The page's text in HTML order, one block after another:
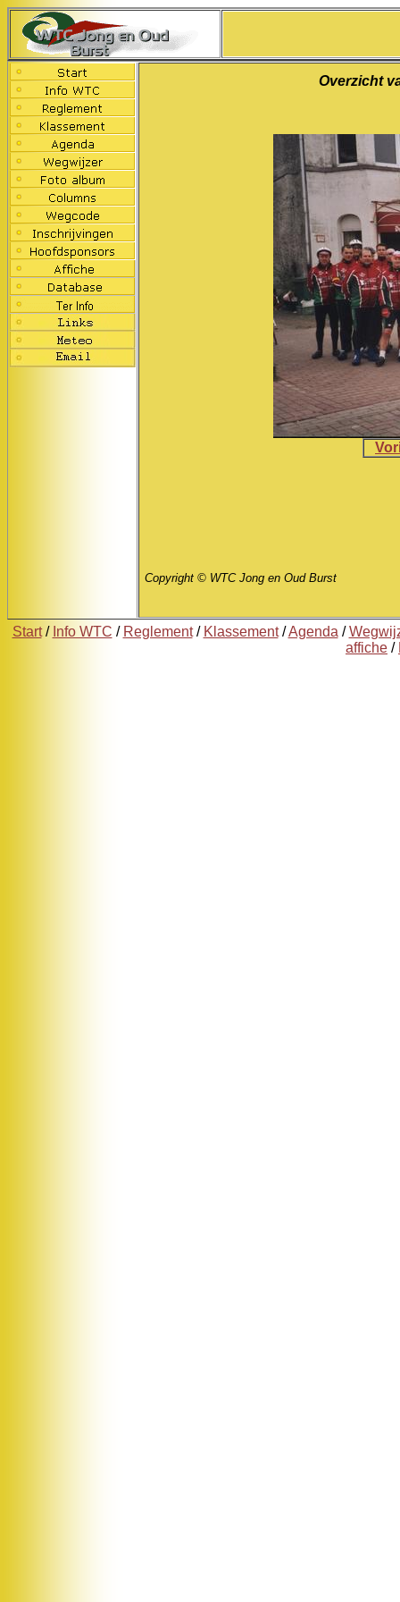
Overzicht
Copyright © WTC Jong en Oud Burst
Start/ Info WTC / Reglement/ Klassement/Agenda /
affiche /